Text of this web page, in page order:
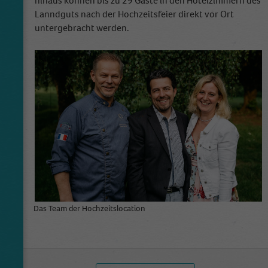
Lanndguts nach der Hochzeitsfeier direkt vor Ort
untergebracht werden.
Das Team der Hochzeitslocation